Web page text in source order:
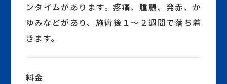
ンタイムがあります。疼痛、腫脹、発赤、か
ゆみなどがあり、施術後１～２週間で落ち着
きます。
料金